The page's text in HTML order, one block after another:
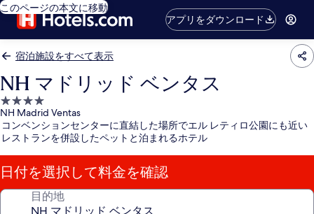
このページの本文に移動
アプリをダウンロード
宿泊施設をすべて表示
NH マドリッド ベンタス
4.0
つ
星
泊
施
設
NH Madrid Ventas
コンベンションセンターに直結した場所でエル レティロ公園にも近い
レストランを併設したペットと泊まれるホテル
日付を選択して料金を確認
目的地